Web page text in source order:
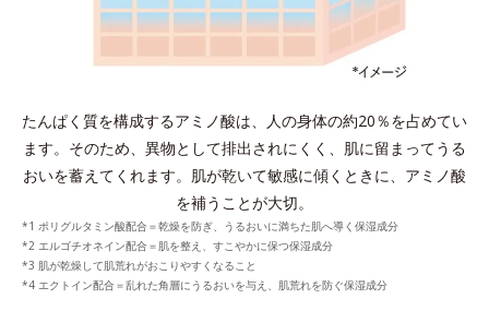
たんぱく質を構成するアミノ酸は、人の身体の約20％を占めてい
ます。 そのため、異物として排出されにくく、肌に留まってうる
おいを蓄えてくれます。 肌が乾いて敏感に傾くときに、アミノ酸
を補うことが大切。
*1 ポリグルタミン酸配合＝乾燥を防ぎ、うるおいに満ちた肌へ導く保湿成分
*2 エルゴチオネイン配合＝肌を整え、すこやかに保つ保湿成分
*3 肌が乾燥して肌荒れがおこりやすくなること
*4 エクトイン配合＝乱れた角層にうるおいを与え、肌荒れを防ぐ保湿成分